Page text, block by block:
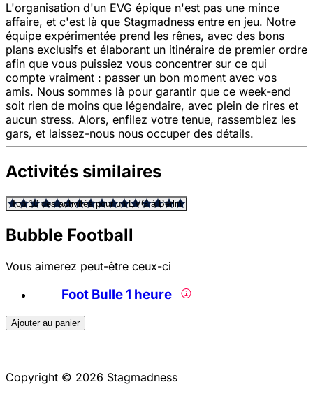
L'organisation d'un EVG épique n'est pas une mince
affaire, et c'est là que Stagmadness entre en jeu. Notre
équipe expérimentée prend les rênes, avec des bons
plans exclusifs et élaborant un itinéraire de premier ordre
afin que vous puissiez vous concentrer sur ce qui
compte vraiment : passer un bon moment avec vos
amis. Nous sommes là pour garantir que ce week-end
soit rien de moins que légendaire, avec plein de rires et
aucun stress. Alors, enfilez votre tenue, rassemblez les
gars, et laissez-nous nous occuper des détails.
Activités similaires
Top 10 des activités pour un EVG à Berlin
Bubble Football
Vous aimerez peut-être ceux-ci
Foot Bulle 1 heure
Ajouter au panier
Copyright © 2026 Stagmadness